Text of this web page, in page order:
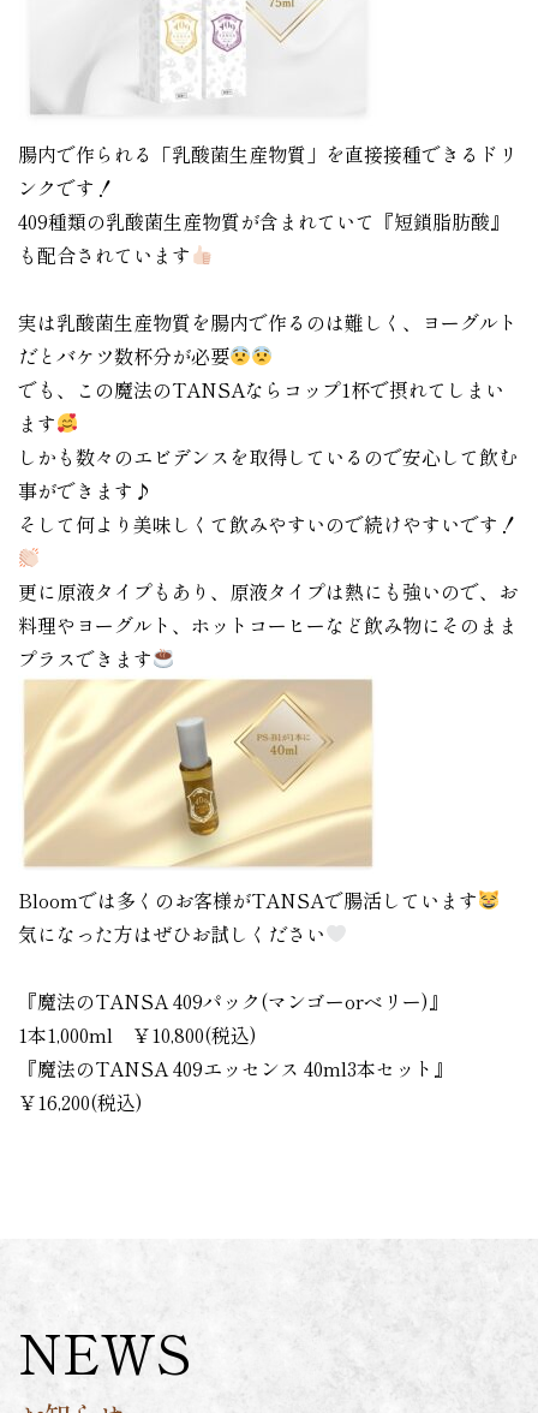
腸内で作られる「乳酸菌生産物質」を直接接種できるドリ
ンクです！
409種類の乳酸菌生産物質が含まれていて『短鎖脂肪酸』
も配合されています
実は乳酸菌生産物質を腸内で作るのは難しく、ヨーグルト
だとバケツ数杯分が必要
でも、この魔法のTANSAならコップ1杯で摂れてしまい
ます
しかも数々のエビデンスを取得しているので安心して飲む
事ができます♪
そして何より美味しくて飲みやすいので続けやすいです！
更に原液タイプもあり、原液タイプは熱にも強いので、お
料理やヨーグルト、ホットコーヒーなど飲み物にそのまま
プラスできます
Bloomでは多くのお客様がTANSAで腸活しています
気になった方はぜひお試しください
『魔法のTANSA 409パック(マンゴーorベリー)』
1本1,000ml ￥10,800(税込)
『魔法のTANSA 409エッセンス 40ml3本セット』
￥16,200(税込)
NEWS